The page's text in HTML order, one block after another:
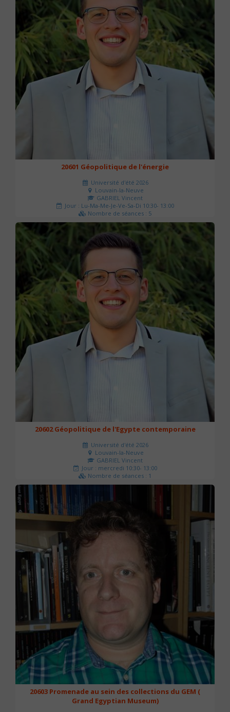
20601 Géopolitique de l'énergie
Université d'été 2026
Louvain-la-Neuve
GABRIEL Vincent
Jour : Lu-Ma-Me-Je-Ve-Sa-Di 10:30- 13:00
Nombre de séances : 5
120 €
20602 Géopolitique de l'Egypte contemporaine
Université d'été 2026
Louvain-la-Neuve
GABRIEL Vincent
Jour : mercredi 10:30- 13:00
Nombre de séances : 1
21 €
20603 Promenade au sein des collections du GEM (
Grand Egyptian Museum)